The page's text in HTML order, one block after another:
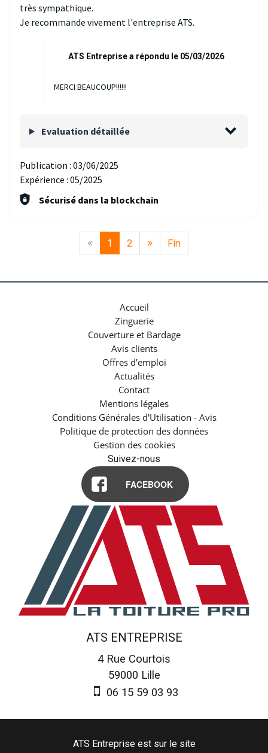
très sympathique.
Je recommande vivement l'entreprise ATS.
ATS Entreprise a répondu le 05/03/2026
MERCI BEAUCOUP!!!!!!
Evaluation détaillée
Publication : 03/06/2025
Expérience : 05/2025
Sécurisé dans la blockchain
« 1 2 » Fin
Accueil
Zinguerie
Couverture et Bardage
Avis clients
Offres d'emploi
Actualités
Contact
Mentions légales
Conditions Générales d'Utilisation - Avis
Politique de protection des données
Gestion des cookies
Suivez-nous
FACEBOOK
ATS ENTREPRISE
4 Rue Courtois
59000 Lille
06 15 59 03 93
ATS Entreprise est sur le site